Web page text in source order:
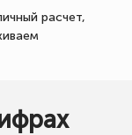
расчет,